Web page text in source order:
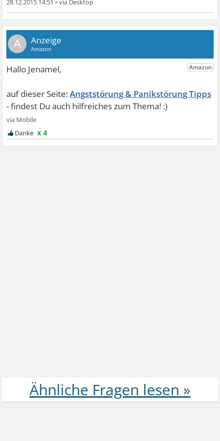
28.12.2015 14:51 •
A
Angststörung & Panikstörung Tipps
x 4